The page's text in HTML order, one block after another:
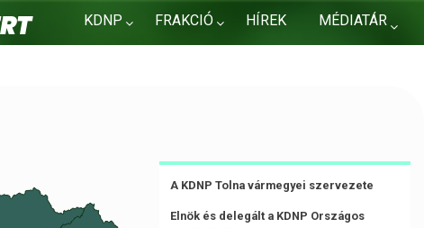
KDNP FRAKCIÓ HÍREK MÉDIATÁR
A KDNP Tolna vármegyei szervezete
Elnök és delegált a KDNP Országos